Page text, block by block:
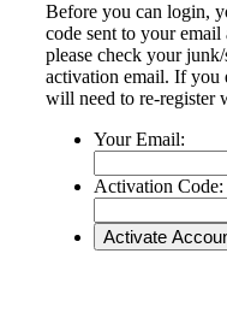
Before you can login,
code sent to your
please check your
activation email. If you
will need to re-register
Your Email:
Activation Code: